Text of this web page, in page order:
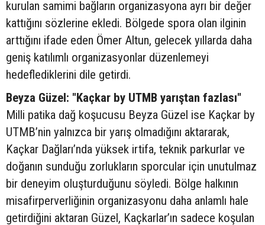
kurulan samimi bağların organizasyona ayrı bir değer
kattığını sözlerine ekledi. Bölgede spora olan ilginin
arttığını ifade eden Ömer Altun, gelecek yıllarda daha
geniş katılımlı organizasyonlar düzenlemeyi
hedeflediklerini dile getirdi.
Beyza Güzel: "Kaçkar by UTMB yarıştan fazlası"
Milli patika dağ koşucusu Beyza Güzel ise Kaçkar by
UTMB’nin yalnızca bir yarış olmadığını aktararak,
Kaçkar Dağları’nda yüksek irtifa, teknik parkurlar ve
doğanın sunduğu zorlukların sporcular için unutulmaz
bir deneyim oluşturduğunu söyledi. Bölge halkının
misafirperverliğinin organizasyonu daha anlamlı hale
getirdiğini aktaran Güzel, Kaçkarlar’ın sadece koşulan